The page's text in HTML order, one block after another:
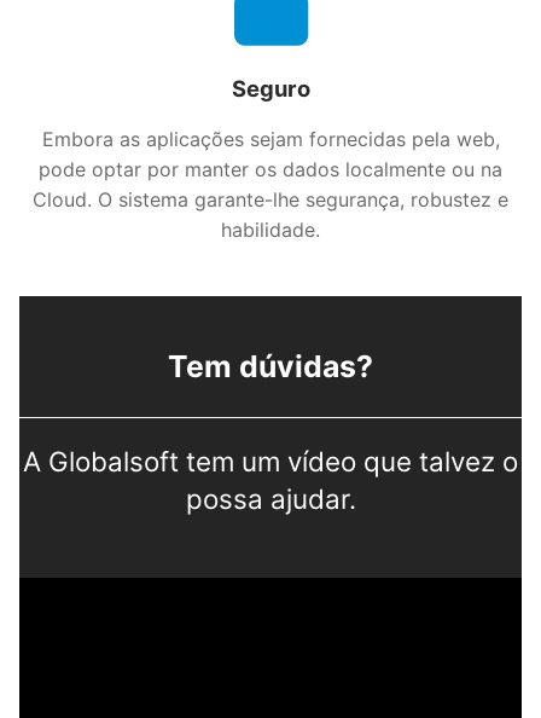
Seguro
Embora as aplicações sejam fornecidas pela web,
pode optar por manter os dados localmente ou na
Cloud. O sistema garante-lhe segurança, robustez e
habilidade.
Tem dúvidas?
A Globalsoft tem um vídeo que talvez o
possa ajudar.